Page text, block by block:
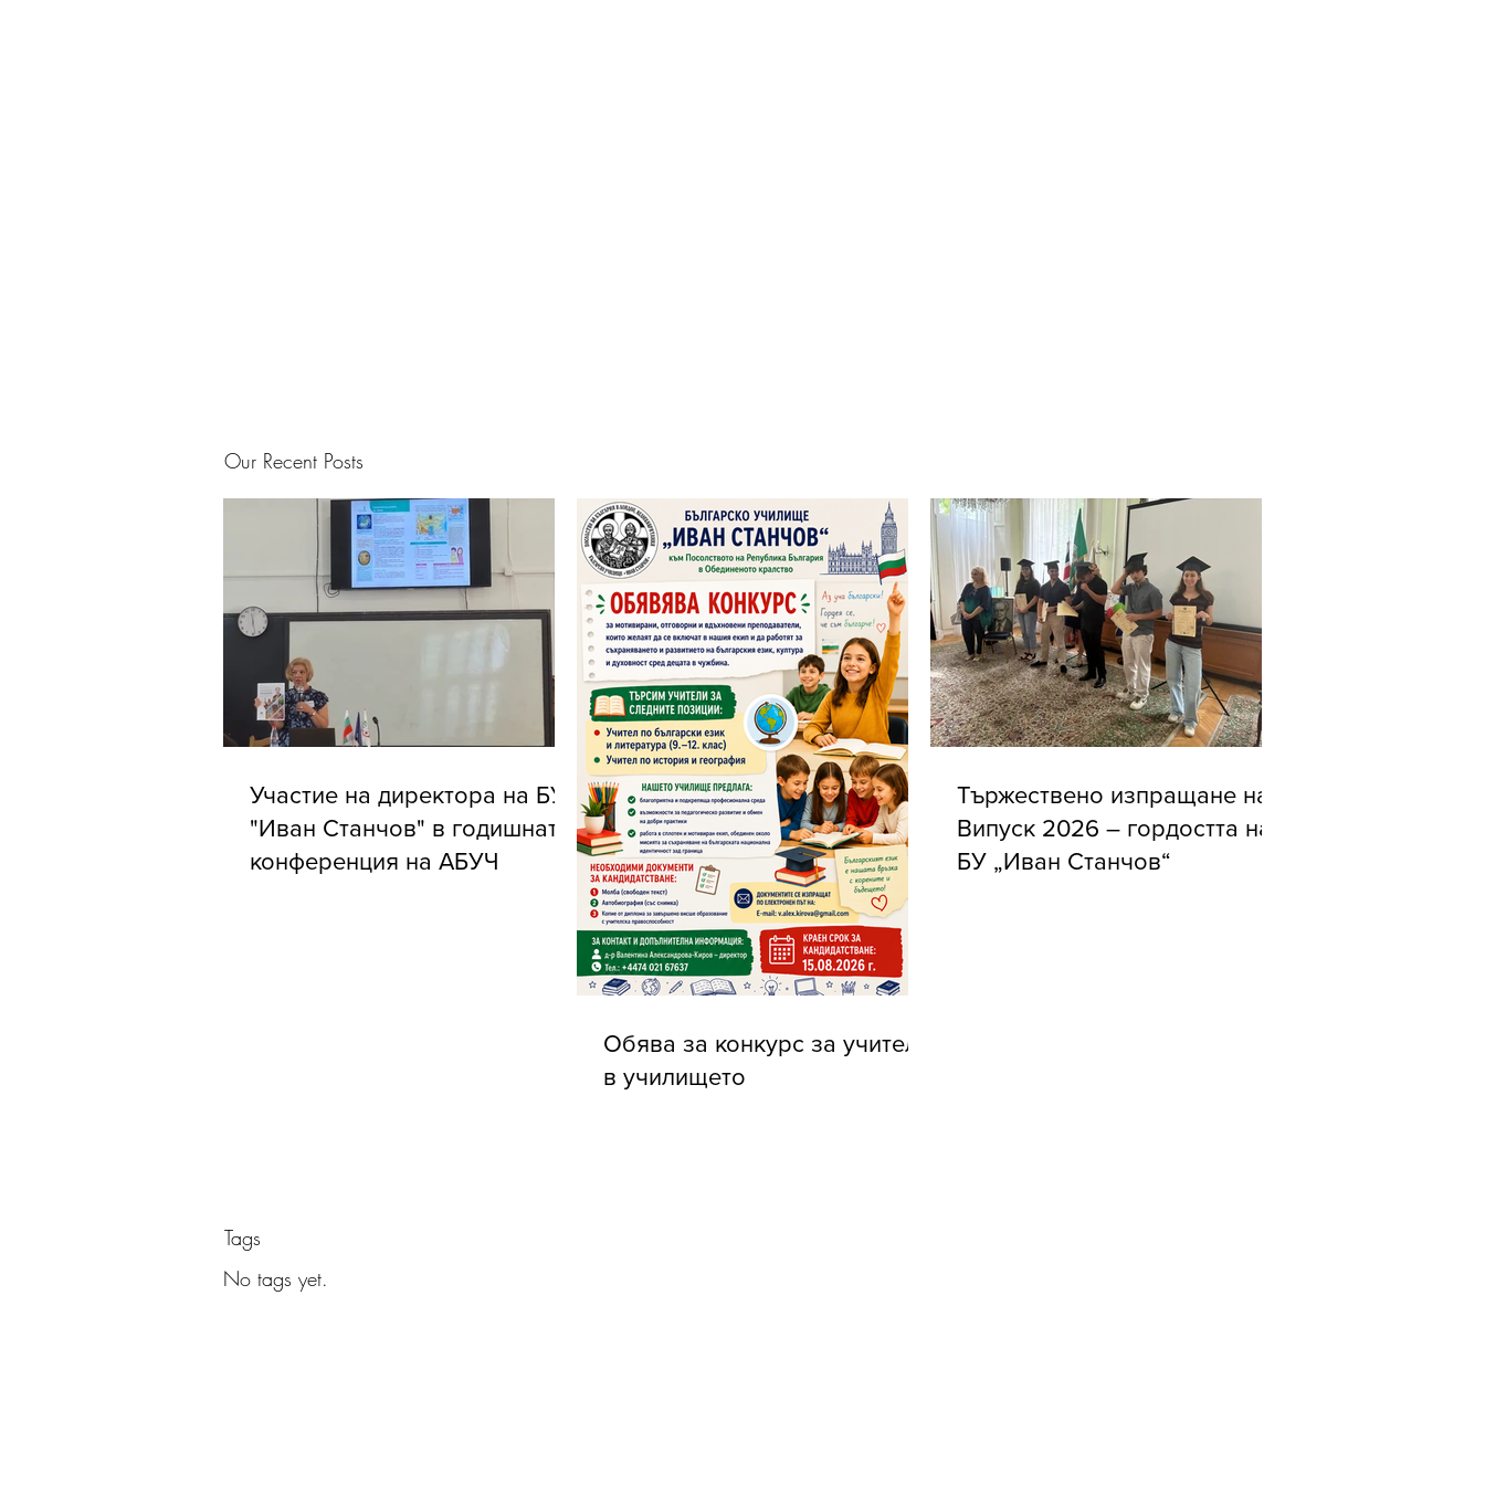
Our Recent Posts
Участие на директора на БУ
"Иван Станчов" в годишната
конференция на АБУЧ
Обява за конкурс за учители
в училището
Тържествено изпращане на
Випуск 2026 – гордостта на
БУ „Иван Станчов“
Tags
No tags yet.